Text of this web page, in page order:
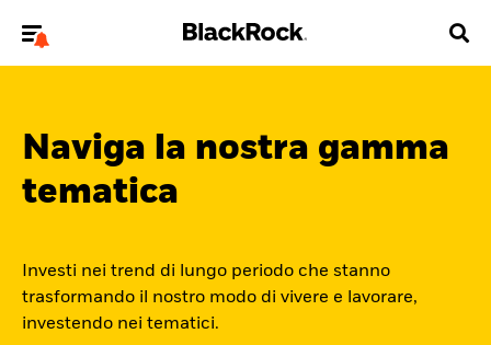
Per accedere direttamente ad un altro sito BlackRock ti
preghiamo di aggiornare la tua tipologia utente
Quotazioni e Performance
Approfondimenti
Naviga la nostra gamma
tematica
Investi nei trend di lungo periodo che stanno
trasformando il nostro modo di vivere e lavorare,
investendo nei tematici.